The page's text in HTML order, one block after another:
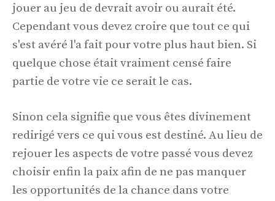
jouer au jeu de devrait avoir ou aurait été.
Cependant vous devez croire que tout ce qui
s'est avéré l'a fait pour votre plus haut bien. Si
quelque chose était vraiment censé faire
partie de votre vie ce serait le cas.
Sinon cela signifie que vous êtes divinement
redirigé vers ce qui vous est destiné. Au lieu de
rejouer les aspects de votre passé vous devez
choisir enfin la paix afin de ne pas manquer
les opportunités de la chance dans votre